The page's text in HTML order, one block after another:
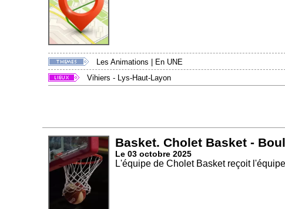
Les Animations | En UNE
Vihiers - Lys-Haut-Layon
Basket. Cholet Basket -
Le 03 octobre 2025
L'équipe de Cholet Basket reçoit